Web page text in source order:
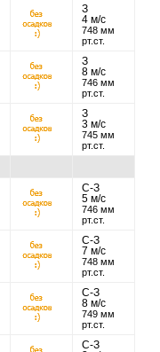
З
4 м/с
748 мм
рт.ст.
З
8 м/с
746 мм
рт.ст.
З
3 м/с
745 мм
рт.ст.
С-З
5 м/с
746 мм
рт.ст.
С-З
7 м/с
748 мм
рт.ст.
С-З
8 м/с
749 мм
рт.ст.
С-З